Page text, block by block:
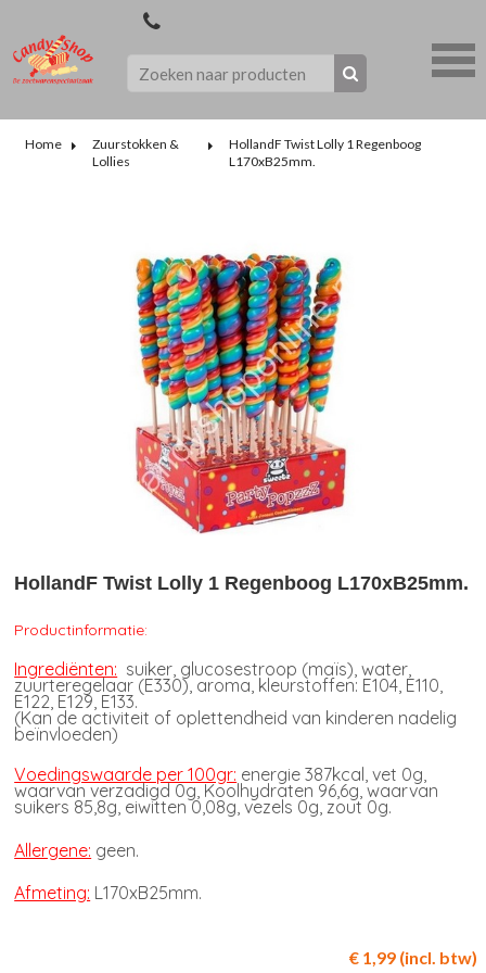
Home
Zuurstokken &
Lollies
HollandF Twist Lolly 1 Regenboog
L170xB25mm.
HollandF Twist Lolly 1 Regenboog L170xB25mm.
Productinformatie:
Ingrediënten: suiker, glucosestroop (maïs), water,
zuurteregelaar (E330), aroma, kleurstoffen: E104, E110,
E122, E129, E133.
(Kan de activiteit of oplettendheid van kinderen nadelig
beïnvloeden)
Voedingswaarde per 100gr: energie 387kcal, vet 0g,
waarvan verzadigd 0g, Koolhydraten 96,6g, waarvan
suikers 85,8g, eiwitten 0,08g, vezels 0g, zout 0g.
Allergene: geen.
Afmeting: L170xB25mm.
€ 1,99 (incl. btw)